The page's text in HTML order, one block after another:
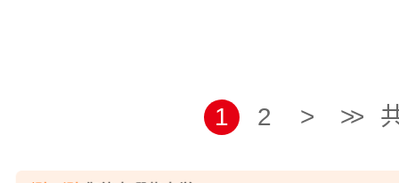
1 2 > >>